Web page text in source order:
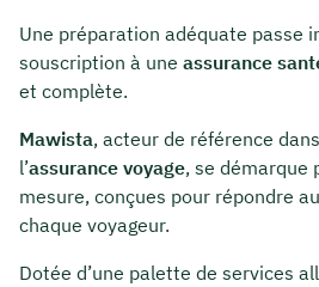
Une préparation adéquate passe
souscription à une assurance
et complète.
Mawista, acteur de référence
l’assurance voyage, se démarque
mesure, conçues pour répondre
chaque voyageur.
Dotée d’une palette de services